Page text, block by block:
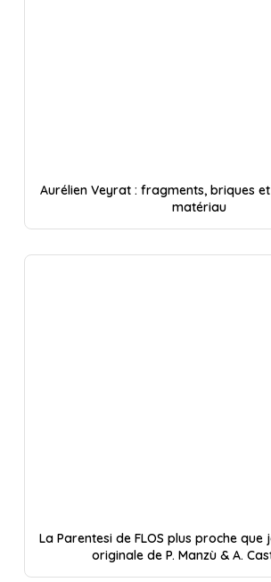
Aurélien Veyrat : fragments, briques
matériau
La Parentesi de FLOS plus proche que
originale de P. Manzù & A.